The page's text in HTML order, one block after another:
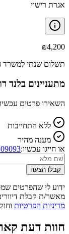
אגרת רישוי
₪4,200
תשלום שנתי למשרד
מתעניינים בלנד
השאירו פרטים
ללא התחייבות
מענה מהיר
או חייגו עכשיו:
קבלו הצעה
ידוע לי שהפרטים
מאשר/ת קבלת
מדיניות הפרטיות
חוות דעת